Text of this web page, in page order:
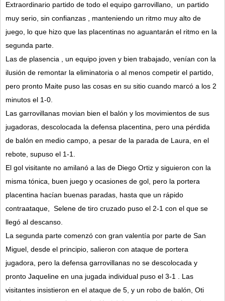
Extraordinario partido de todo el equipo garrovillano, un partido
muy serio, sin confianzas , manteniendo un ritmo muy alto de
juego, lo que hizo que las placentinas no aguantarán el ritmo en la
segunda parte.
Las de plasencia , un equipo joven y bien trabajado, venían con la
ilusión de remontar la eliminatoria o al menos competir el partido,
pero pronto Maite puso las cosas en su sitio cuando marcó a los 2
minutos el 1-0.
Las garrovillanas movian bien el balón y los movimientos de sus
jugadoras, descolocada la defensa placentina, pero una pérdida
de balón en medio campo, a pesar de la parada de Laura, en el
rebote, supuso el 1-1.
El gol visitante no amilanó a las de Diego Ortiz y siguieron con la
misma tónica, buen juego y ocasiones de gol, pero la portera
placentina hacían buenas paradas, hasta que un rápido
contraataque, Selene de tiro cruzado puso el 2-1 con el que se
llegó al descanso.
La segunda parte comenzó con gran valentía por parte de San
Miguel, desde el principio, salieron con ataque de portera
jugadora, pero la defensa garrovillanas no se descolocada y
pronto Jaqueline en una jugada individual puso el 3-1 . Las
visitantes insistieron en el ataque de 5, y un robo de balón, Oti